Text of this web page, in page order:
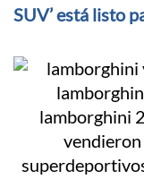
SUV’ está listo